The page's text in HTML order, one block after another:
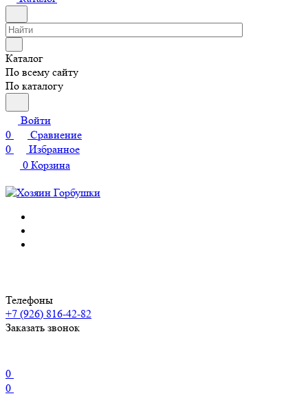
Каталог
По всему сайту
По каталогу
Войти
0
Сравнение
0
Избранное
0 Корзина
Телефоны
+7 (926) 816-42-82
Заказать звонок
0
0